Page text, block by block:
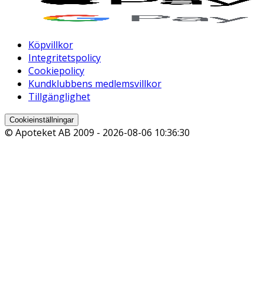
Köpvillkor
Integritetspolicy
Cookiepolicy
Kundklubbens medlemsvillkor
Tillgänglighet
Cookieinställningar
© Apoteket AB 2009 - 2026-08-06 10:36:30